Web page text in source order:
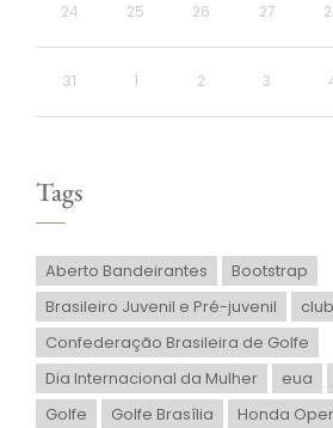
24 25 26 27
31 1 2 3
Tags
Aberto Bandeirantes
Bootstrap
Brasileiro Juvenil e Pré-juvenil
Confederação Brasileira de Golfe
Dia Internacional da Mulher
eua
Golfe
Golfe Brasília Honda